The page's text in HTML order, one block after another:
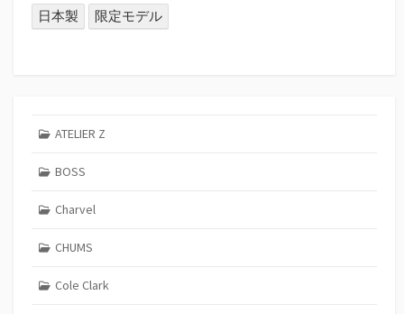
日本製 限定モデル
ATELIER Z
BOSS
Charvel
CHUMS
Cole Clark